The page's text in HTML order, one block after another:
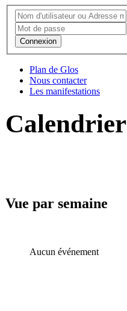
Connexion
Plan de Glos
Nous contacter
Les manifestations
Calendrier
Vue par semaine
Aucun événement